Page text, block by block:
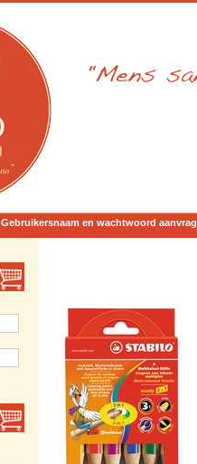
Gebruikersnaam en wachtwoord